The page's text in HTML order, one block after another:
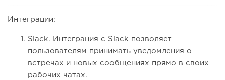
Интеграции:
Slack. Интеграция с Slack позволяет
пользователям принимать уведомления о
встречах и новых сообщениях прямо в своих
рабочих чатах.